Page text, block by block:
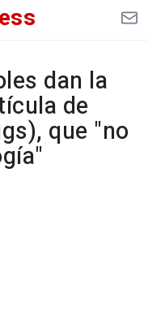
dan la
de
que "no